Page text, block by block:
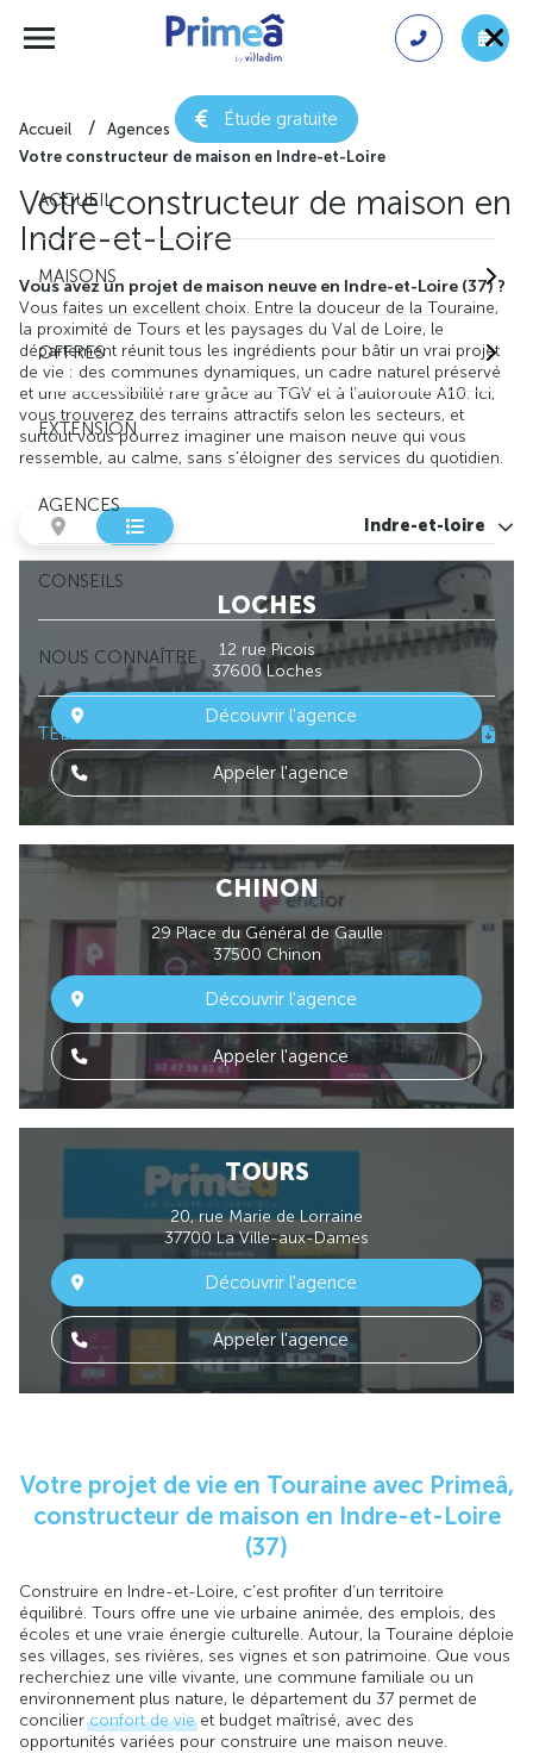
Étude gratuite
ACCUEIL
MAISONS
OFFRES
EXTENSION
AGENCES
CONSEILS
NOUS CONNAÎTRE
TÉLÉCHARGER NOS BROCHURES
Accueil
Agences
Votre constructeur de maison en Indre-et-Loire
Votre constructeur de maison en
Indre-et-Loire
Vous avez un projet de maison neuve en Indre-et-Loire (37) ?
Vous faites un excellent choix. Entre la douceur de la Touraine,
la proximité de Tours et les paysages du Val de Loire, le
département réunit tous les ingrédients pour bâtir un vrai projet
de vie : des communes dynamiques, un cadre naturel préservé
et une accessibilité rare grâce au TGV et à l’autoroute A10. Ici,
vous trouverez des terrains attractifs selon les secteurs, et
surtout vous pourrez imaginer une maison neuve qui vous
ressemble, au calme, sans s’éloigner des services du quotidien.
Indre-et-loire
LOCHES
12 rue Picois
37600 Loches
Découvrir l'agence
Appeler l'agence
CHINON
29 Place du Général de Gaulle
37500 Chinon
Découvrir l'agence
Appeler l'agence
TOURS
20, rue Marie de Lorraine
37700 La Ville-aux-Dames
Découvrir l'agence
Appeler l'agence
Votre projet de vie en Touraine avec Primeâ,
constructeur de maison en Indre-et-Loire
(37)
Construire en Indre-et-Loire, c’est profiter d’un territoire
équilibré. Tours offre une vie urbaine animée, des emplois, des
écoles et une vraie énergie culturelle. Autour, la Touraine déploie
ses villages, ses rivières, ses vignes et son patrimoine. Que vous
recherchiez une ville vivante, une commune familiale ou un
environnement plus nature, le département du 37 permet de
concilierconfort de vieet budget maîtrisé, avec des
opportunités variées pour construire une maison neuve.